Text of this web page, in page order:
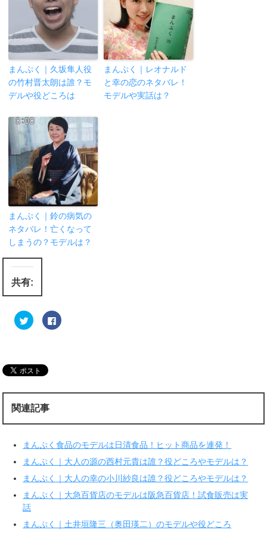
まんぷく｜久坂隼人役
の竹村晋太朗は誰？モ
デルや役どころは
まんぷく｜レオナルド
と幸の恋のネタバレ！
モデルや実話は？
まんぷく｜鈴の病気の
ネタバレ！亡くなって
しまうの？モデルは？
共有:
ク
リ
w
i
t
e
r
で
有
新
し
ウ
ィ
ン
ド
ウ
で
開
き
ま
す
F
a
有
す
ク
ッ
ク
て
く
だ
さ
い
(
い
ウ
ィ
関連記事
まんぷく食品のモデルは日清食品！ヒット商品を連発！
まんぷく｜大人の源の西村元貴は誰？役どころやモデルは？
まんぷく｜大人の幸の小川紗良は誰？役どころやモデルは？
まんぷく｜大急百貨店のモデルは阪急百貨店！試食販売は実
話
まんぷく｜土井垣隆三（奥田瑛二）のモデルや役どころ